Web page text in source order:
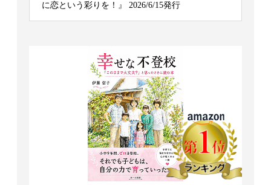
に恋という彩りを！』 2026/6/15発行